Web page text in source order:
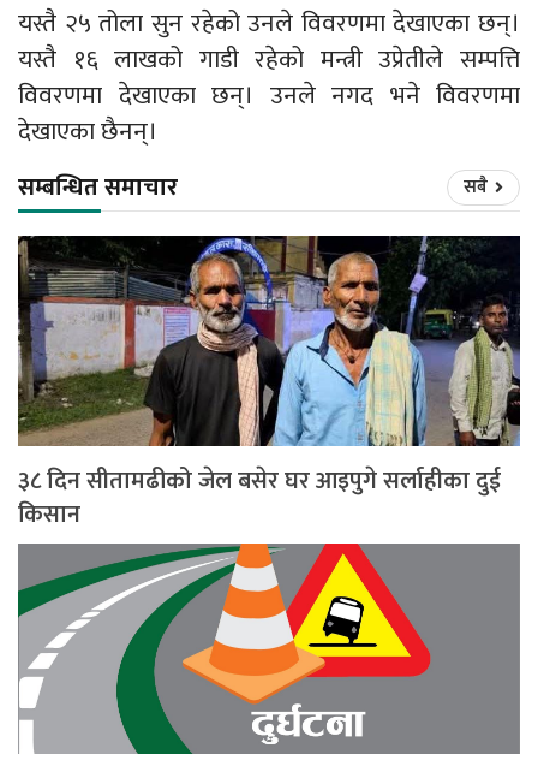
यस्तै २५ तोला सुन रहेको उनले विवरणमा देखाएका छन्।
यस्तै १६ लाखको गाडी रहेको मन्त्री उप्रेतीले सम्पत्ति
विवरणमा देखाएका छन्। उनले नगद भने विवरणमा
देखाएका छैनन्।
सम्बन्धित समाचार सबै
३८ दिन सीतामढीको जेल बसेर घर आइपुगे सर्लाहीका दुई
किसान